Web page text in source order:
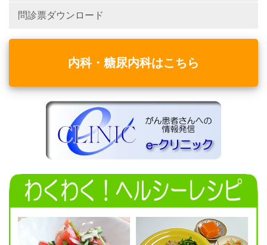
問診票ダウンロード
内科・糖尿内科はこちら